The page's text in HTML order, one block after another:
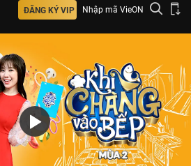
ĐĂNG KÝ VIP Nhập mã VieON